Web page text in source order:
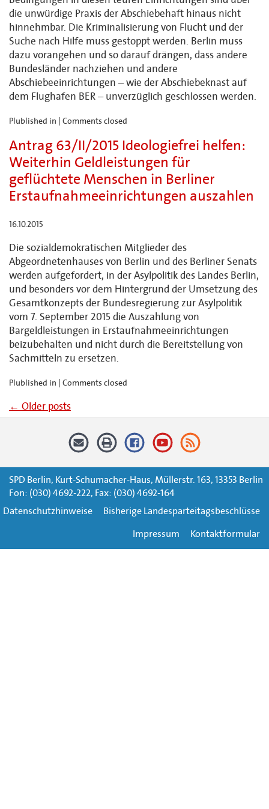
die unwürdige Praxis der Abschiebehaft hinaus nicht
hinnehmbar. Die Kriminalisierung von Flucht und der
Suche nach Hilfe muss gestoppt werden. Berlin muss
dazu vorangehen und so darauf drängen, dass andere
Bundesländer nachziehen und andere
Abschiebeeinrichtungen – wie der Abschiebeknast auf
dem Flughafen BER – unverzüglich geschlossen werden.
Plublished in | Comments closed
Antrag 63/II/2015 Ideologiefrei helfen:
Weiterhin Geldleistungen für
geflüchtete Menschen in Berliner
Erstaufnahmeeinrichtungen auszahlen
16.10.2015
Die sozialdemokratischen Mitglieder des
Abgeordnetenhauses von Berlin und des Berliner Senats
werden aufgefordert, in der Asylpolitik des Landes Berlin,
und besonders vor dem Hintergrund der Umsetzung des
Gesamtkonzepts der Bundesregierung zur Asylpolitik
vom 7. September 2015 die Auszahlung von
Bargeldleistungen in Erstaufnahmeeinrichtungen
beizubehalten und nicht durch die Bereitstellung von
Sachmitteln zu ersetzen.
Plublished in | Comments closed
← Older posts
SPD Berlin, Kurt-Schumacher-Haus, Müllerstr. 163, 13353 Berlin
Fon: (030) 4692-222, Fax: (030) 4692-164
Datenschutzhinweise
Bisherige Landesparteitagsbeschlüsse
Impressum
Kontaktformular